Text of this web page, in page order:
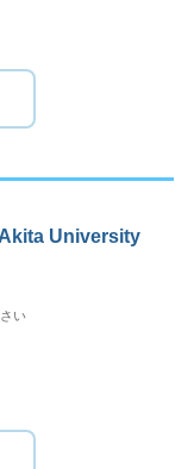
University
い